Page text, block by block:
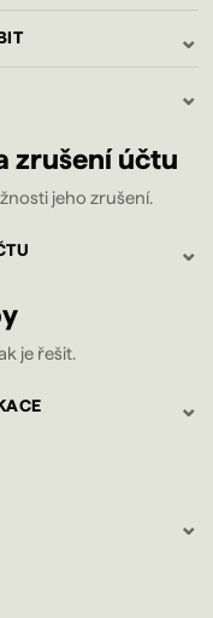
⌄
⌄
zrušení účtu
jeho zrušení.
⌄
je řešit.
⌄
⌄